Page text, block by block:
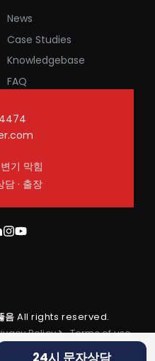
24시 문자상담
News
Case Studies
Knowledgebase
FAQ
기 막힘
· 출장
음 All rights reserved.
Policy Terms of use